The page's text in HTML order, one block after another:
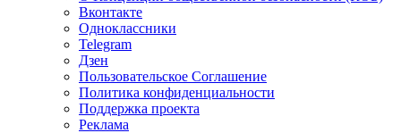
Вконтакте
Одноклассники
Telegram
Дзен
Пользовательское Соглашение
Политика конфиденциальности
Поддержка проекта
Реклама